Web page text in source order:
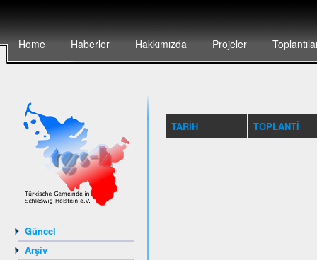
Home Haberler Hakkımızda Projeler
Güncel
Arşiv
TARIH TOPLANTI